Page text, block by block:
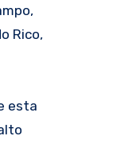
Rico,
esta